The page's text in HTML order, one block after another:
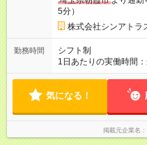
5分）
株式会社シンアトラ
勤務時間
シフト制
1日あたりの実働時間
土日祝含む週５日勤務 【 勤務時間 】 ・ 9：00～20：00（実働
気になる！
掲載元企業名